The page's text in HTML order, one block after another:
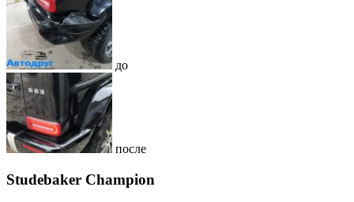
до
после
Studebaker Champion